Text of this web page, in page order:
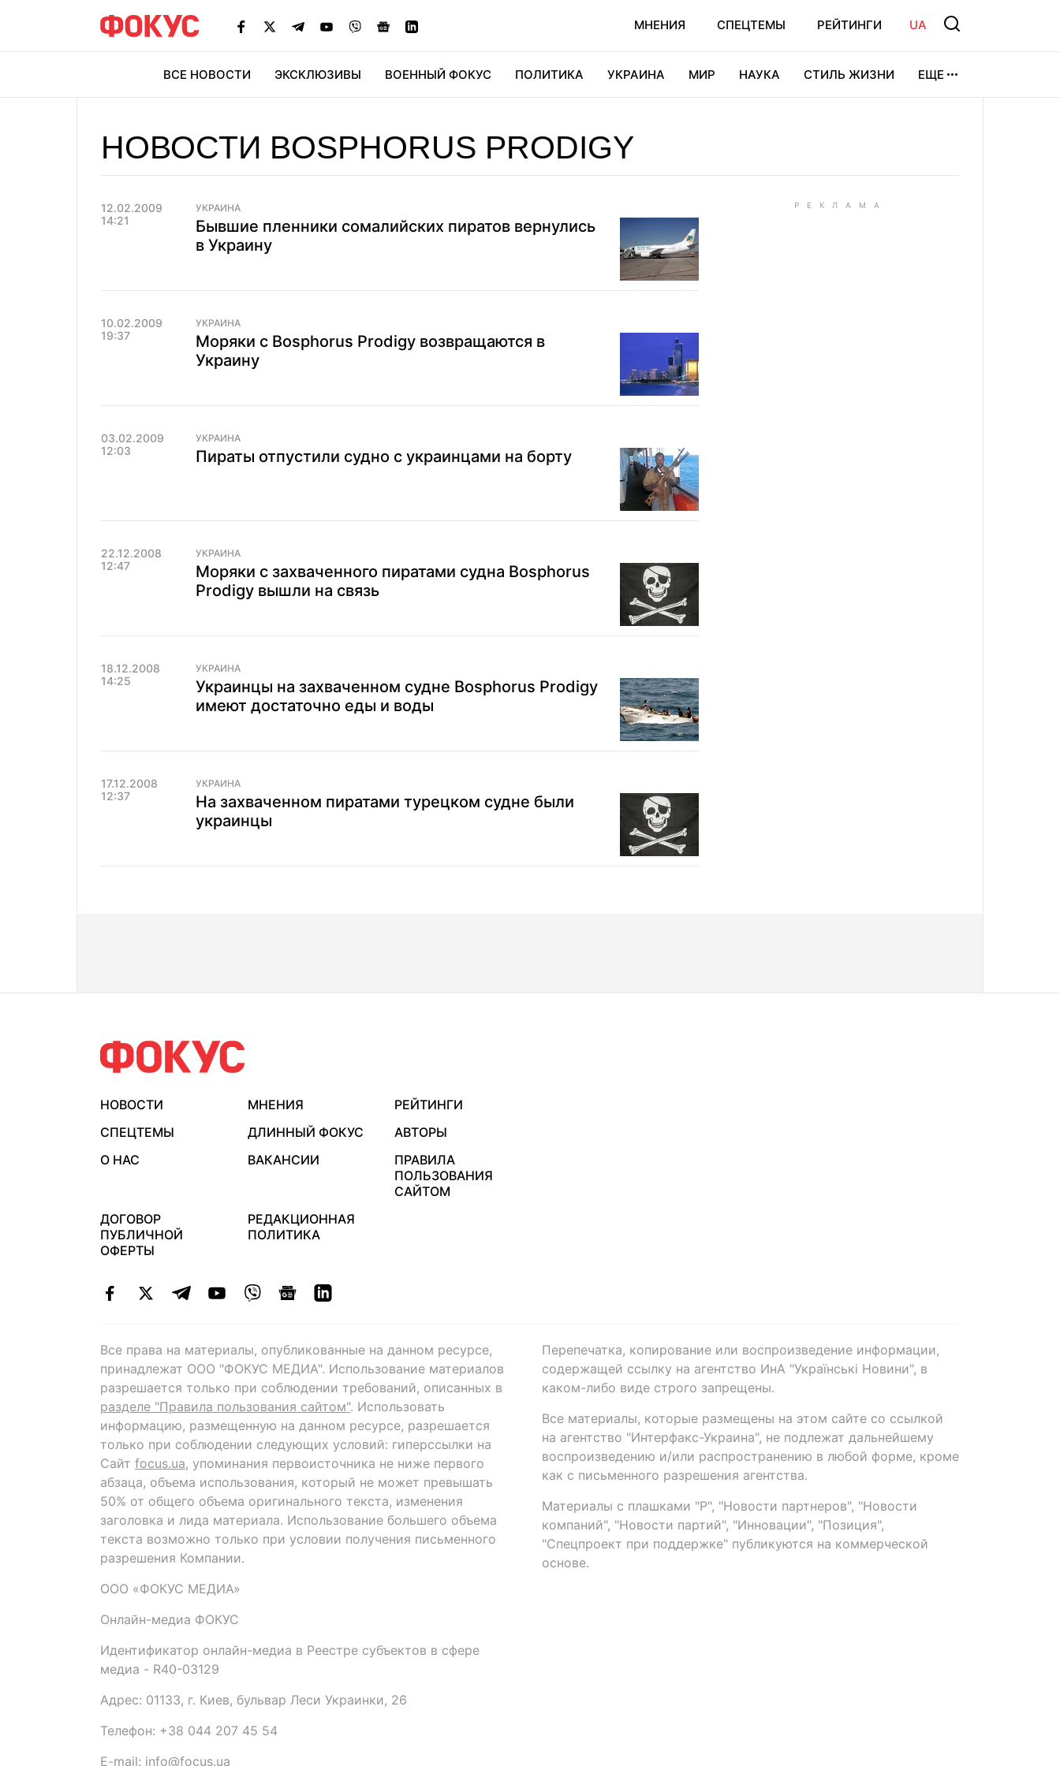
МНЕНИЯ СПЕЦТЕМЫ РЕЙТИНГИ UA
ВСЕ НОВОСТИ ЭКСКЛЮЗИВЫ ВОЕННЫЙ ФОКУС ПОЛИТИКА УКРАИНА МИР НАУКА СТИЛЬ ЖИЗНИ ЕЩЕ
НОВОСТИ BOSPHORUS PRODIGY
12.02.2009
14:21
УКРАИНА
Бывшие пленники сомалийских пиратов вернулись
в Украину
10.02.2009
19:37
УКРАИНА
Моряки с Bosphorus Prodigy возвращаются в
Украину
03.02.2009
12:03
УКРАИНА
Пираты отпустили судно с украинцами на борту
22.12.2008
12:47
УКРАИНА
Моряки с захваченного пиратами судна Bosphorus
Prodigy вышли на связь
18.12.2008
14:25
УКРАИНА
Украинцы на захваченном судне Bosphorus Prodigy
имеют достаточно еды и воды
17.12.2008
12:37
УКРАИНА
На захваченном пиратами турецком судне были
украинцы
НОВОСТИ МНЕНИЯ
РЕЙТИНГИ
СПЕЦТЕМЫ
ДЛИННЫЙ ФОКУС
АВТОРЫ
О НАС
ВАКАНСИИ
ПРАВИЛА
ПОЛЬЗОВАНИЯ
САЙТОМ
ДОГОВОР
ПУБЛИЧНОЙ
ОФЕРТЫ
РЕДАКЦИОННАЯ
ПОЛИТИКА
Все права на материалы, опубликованные на данном ресурсе,
принадлежат ООО "ФОКУС МЕДИА". Использование материалов
разрешается только при соблюдении требований, описанных в
разделе "Правила пользования сайтом". Использовать
информацию, размещенную на данном ресурсе, разрешается
только при соблюдении следующих условий: гиперссылки на
Сайт focus.ua, упоминания первоисточника не ниже первого
абзаца, объема использования, который не может превышать
50% от общего объема оригинального текста, изменения
заголовка и лида материала. Использование большего объема
текста возможно только при условии получения письменного
разрешения Компании.
ООО «ФОКУС МЕДИА»
Онлайн-медиа ФОКУС
Идентификатор онлайн-медиа в Реестре субъектов в сфере
медиа - R40-03129
Адрес: 01133, г. Киев, бульвар Леси Украинки, 26
Телефон: +38 044 207 45 54
E-mail: info@focus.ua
Перепечатка, копирование или воспроизведение информации,
содержащей ссылку на агентство ИнА "Українські Новини", в
каком-либо виде строго запрещены.
Все материалы, которые размещены на этом сайте со ссылкой
на агентство "Интерфакс-Украина", не подлежат дальнейшему
воспроизведению и/или распространению в любой форме, кроме
как с письменного разрешения агентства.
Материалы с плашками "Р", "Новости партнеров", "Новости
компаний", "Новости партий", "Инновации", "Позиция",
"Спецпроект при поддержке" публикуются на коммерческой
основе.